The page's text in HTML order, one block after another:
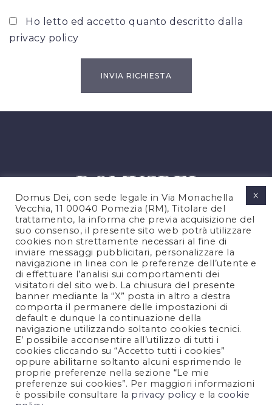
Ho letto ed accetto quanto descritto dalla
privacy policy
PRIVACY POLICY
COOKIES POLICY
NOTE LEGALI
CONTATTACI
FOLLOW US
Domus Dei, con sede legale in Via Monachella
Vecchia, 11 00040 Pomezia (RM), Titolare del
trattamento, la informa che previa acquisizione del
suo consenso, il presente sito web potrà utilizzare
cookies non strettamente necessari al fine di
inviare messaggi pubblicitari, personalizzare la
navigazione in linea con le preferenze dell’utente e
di effettuare l’analisi sui comportamenti dei
visitatori del sito web. La chiusura del presente
banner mediante la “X” posta in altro a destra
comporta il permanere delle impostazioni di
default e dunque la continuazione della
navigazione utilizzando soltanto cookies tecnici.
E’ possibile acconsentire all’utilizzo di tutti i
cookies cliccando su “Accetto tutti i cookies”
oppure abilitarne soltanto alcuni esprimendo le
proprie preferenze nella sezione “Le mie
preferenze sui cookies”. Per maggiori informazioni
è possibile consultare la privacy policy e la cookie
X